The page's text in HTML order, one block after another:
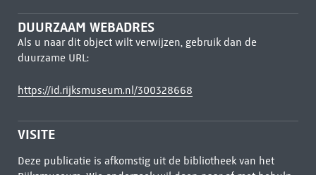
DUURZAAM WEBADRES
Als u naar dit object wilt verwijzen, gebruik dan de
duurzame URL:
https://id.rijksmuseum.nl/300328668
VISITE
Deze publicatie is afkomstig uit de bibliotheek van het